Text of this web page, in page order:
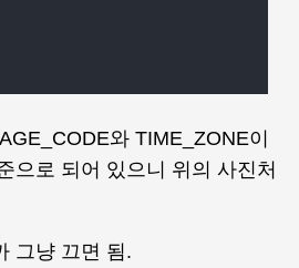
와 TIME_ZONE이
으로 되어 있으니 위의 사진처
그냥 끄면 됨.